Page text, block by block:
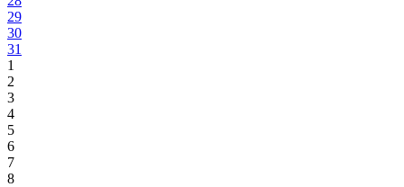
29
30
31
1
2
3
4
5
6
7
8